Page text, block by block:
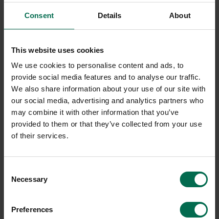
Consent Details About
This website uses cookies
We use cookies to personalise content and ads, to
provide social media features and to analyse our traffic.
We also share information about your use of our site with
our social media, advertising and analytics partners who
may combine it with other information that you’ve
provided to them or that they’ve collected from your use
of their services.
Selection
Necessary
Preferences
Begagnad
2600 kr
Hyr från70kr/mån
8 i lager
Sparar miljön ca 47 kg
C02
HÅG
Ny
8900 kr
Hyr från240kr /mån
9 i lager